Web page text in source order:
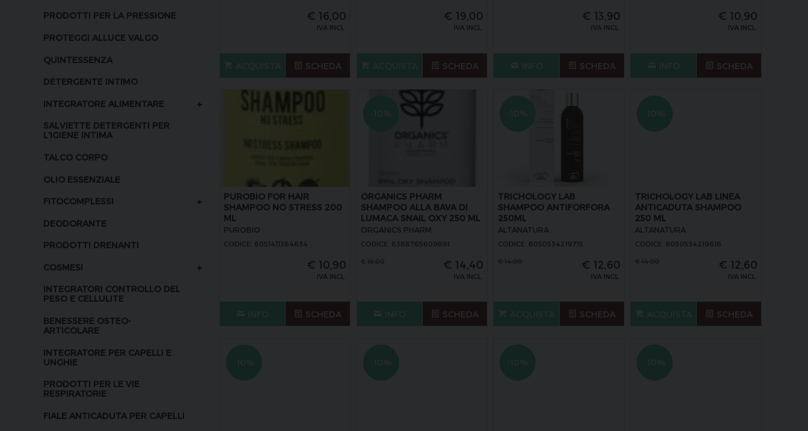
PRODOTTI PER LA PRESSIONE
PROTEGGI ALLUCE VALGO
QUINTESSENZA
DETERGENTE INTIMO
INTEGRATORE ALIMENTARE +
SALVIETTE DETERGENTI PER
L'IGIENE INTIMA
TALCO CORPO
OLIO ESSENZIALE
FITOCOMPLESSI +
DEODORANTE
PRODOTTI DRENANTI
COSMESI +
INTEGRATORI CONTROLLO DEL
PESO E CELLULITE
BENESSERE OSTEO-
ARTICOLARE
INTEGRATORE PER CAPELLI E
UNGHIE
PRODOTTI PER LE VIE
RESPIRATORIE
FIALE ANTICADUTA PER CAPELLI
€ 16,00
IVA INCL.
SCHEDA
€ 19,00
IVA INCL.
SCHEDA
€ 13,90
IVA INCL.
SCHEDA
€ 10,90
IVA INCL.
SCHEDA
PUROBIO FOR HAIR
SHAMPOO NO STRESS 200
ML
PUROBIO
CODICE: 8051411364634
€ 10,90
IVA INCL.
SCHEDA
ORGANICS PHARM
SHAMPOO ALLA BAVA DI
LUMACA SNAIL OXY 250 ML
ORGANICS PHARM
CODICE: 8388765609891
€ 14,40
IVA INCL.
SCHEDA
TRICHOLOGY LAB
SHAMPOO ANTIFORFORA
250ML
ALTANATURA
CODICE: 8050534219715
€ 12,60
IVA INCL.
SCHEDA
TRICHOLOGY LAB LINEA
ANTICADUTA SHAMPOO
250 ML
ALTANATURA
CODICE: 8050534219616
€ 12,60
IVA INCL.
SCHEDA